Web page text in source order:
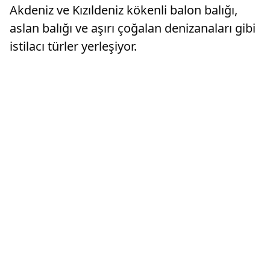
Akdeniz ve Kızıldeniz kökenli balon balığı,
aslan balığı ve aşırı çoğalan denizanaları gibi
istilacı türler yerleşiyor.